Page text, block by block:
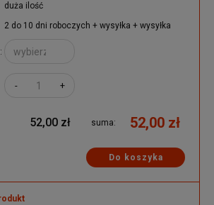
duża ilość
2 do 10 dni roboczych + wysyłka + wysyłka
- +
52,00 zł suma: 52,00 zł
Do koszyka